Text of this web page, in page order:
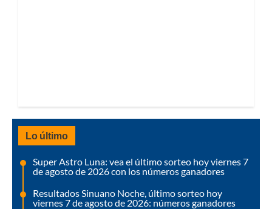
Lo último
Super Astro Luna: vea el último sorteo hoy viernes 7
de agosto de 2026 con los números ganadores
Resultados Sinuano Noche, último sorteo hoy
viernes 7 de agosto de 2026: números ganadores